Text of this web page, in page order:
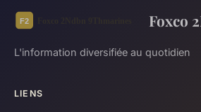
Foxco
L'information diversifiée au quotidien
LIENS